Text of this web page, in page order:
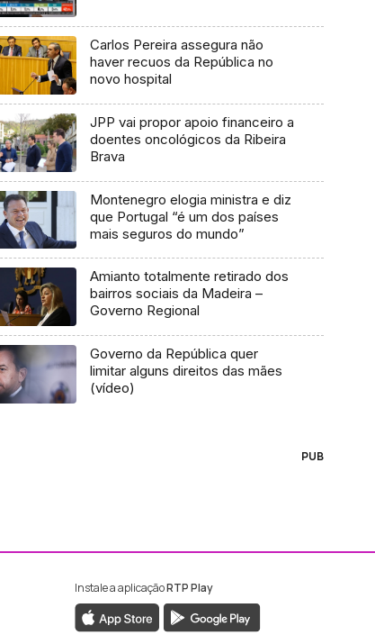
Carlos Pereira assegura não
haver recuos da República no
novo hospital
JPP vai propor apoio financeiro a
doentes oncológicos da Ribeira
Brava
Montenegro elogia ministra e diz
que Portugal “é um dos países
mais seguros do mundo”
Amianto totalmente retirado dos
bairros sociais da Madeira –
Governo Regional
Governo da República quer
limitar alguns direitos das mães
(vídeo)
PUB
da RTP Madeira
da RTP Madeira
Instale a aplicaçãoRTP Play